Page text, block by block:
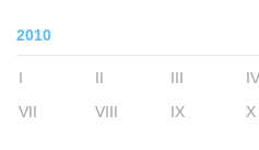
2010
I II III IV
VII
VIII IX X